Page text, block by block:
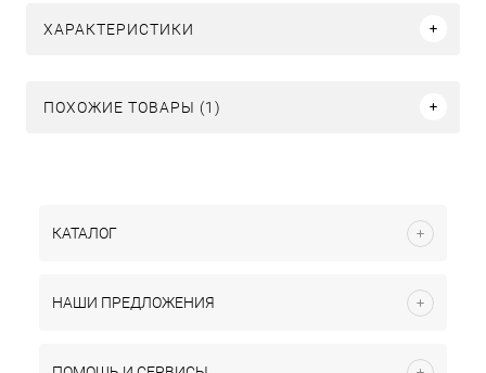
ХАРАКТЕРИСТИКИ
ПОХОЖИЕ ТОВАРЫ (1)
КАТАЛОГ
НАШИ ПРЕДЛОЖЕНИЯ